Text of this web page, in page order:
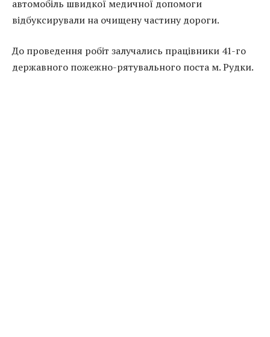
автомобіль швидкої медичної допомоги
відбуксирували на очищену частину дороги.
До проведення робіт залучались працівники 41-го
державного пожежно-рятувального поста м. Рудки.